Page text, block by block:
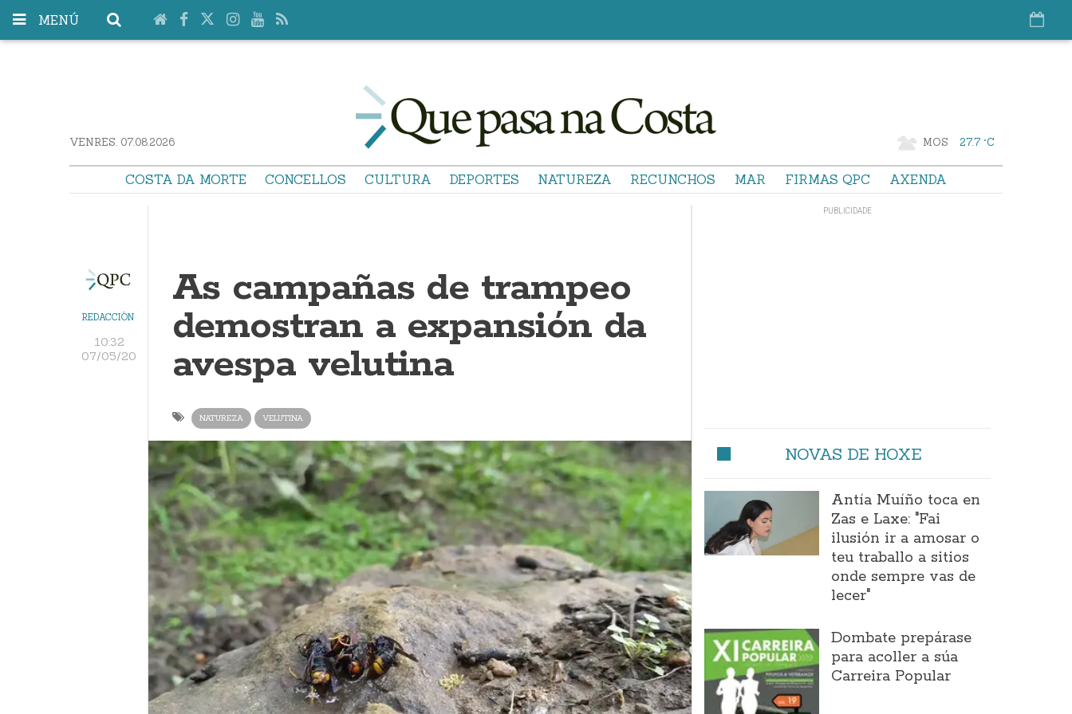
MENÚ
VENRES. 07.08.2026 MOS 27.7 °C
COSTA DA MORTE CONCELLOS CULTURA DEPORTES NATUREZA RECUNCHOS MAR FIRMAS QPC AXENDA
REDACCIÓN
10:32
07/05/20
As campañas de trampeo
demostran a expansión da
avespa velutina
NATUREZA VELUTINA
NOVAS DE HOXE
Antía Muíño toca en
Zas e Laxe: "Fai
ilusión ir a amosar o
teu traballo a sitios
onde sempre vas de
lecer"
Dombate prepárase
para acoller a súa
Carreira Popular